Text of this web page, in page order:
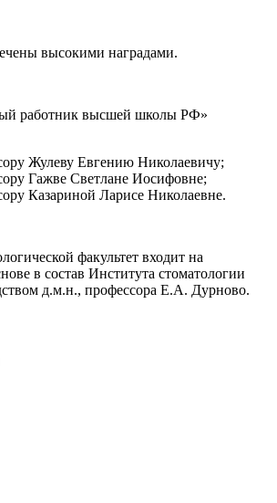
высокими наградами.
работник высшей школы РФ»
Жулеву Евгению Николаевичу;
Гажве Светлане Иосифовне;
Казариной Ларисе Николаевне.
факультет входит на
в состав Института стоматологии
д.м.н., профессора Е.А. Дурново.